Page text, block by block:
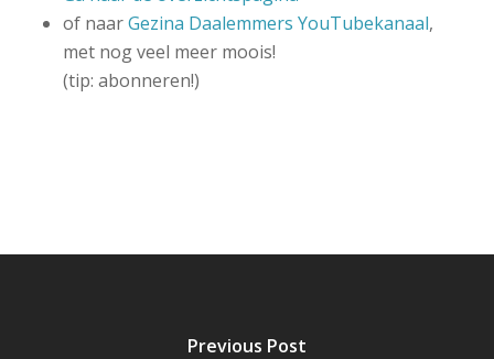
of naarGezina Daalemmers YouTubekanaal,
met nog veel meer moois!
(tip: abonneren!)
Previous Post